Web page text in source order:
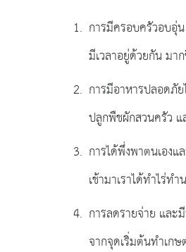
การมีครอบครัวอบอุ่
มีเวลาอยู่ด้วยกัน มา
การมีอาหารปลอดภั
ปลูกพืชผักสวนครัว แ
การได้พึ่งพาตนเอง
เช้ามาเราได้ทำไร่
การลดรายจ่าย แล
จากจุดเริ่มต้นทำเก